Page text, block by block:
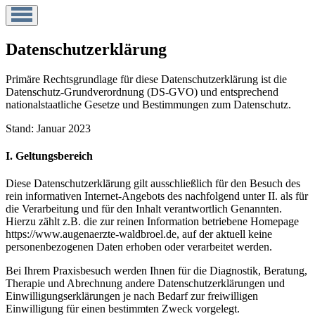
Datenschutzerklärung
Primäre Rechtsgrundlage für diese Datenschutzerklärung ist die
Datenschutz-Grundverordnung (DS-GVO) und entsprechend
nationalstaatliche Gesetze und Bestimmungen zum Datenschutz.
Stand: Januar 2023
I. Geltungsbereich
Diese Datenschutzerklärung gilt ausschließlich für den Besuch des
rein informativen Internet-Angebots des nachfolgend unter II. als für
die Verarbeitung und für den Inhalt verantwortlich Genannten.
Hierzu zählt z.B. die zur reinen Information betriebene Homepage
https://www.augenaerzte-waldbroel.de, auf der aktuell keine
personenbezogenen Daten erhoben oder verarbeitet werden.
Bei Ihrem Praxisbesuch werden Ihnen für die Diagnostik, Beratung,
Therapie und Abrechnung andere Datenschutzerklärungen und
Einwilligungserklärungen je nach Bedarf zur freiwilligen
Einwilligung für einen bestimmten Zweck vorgelegt.